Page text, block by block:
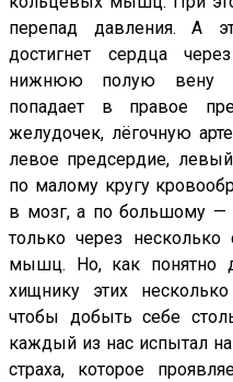
перепад давления. А
достигнет сердца
нижнюю полую вену
попадает в правое
желудочек, лёгочную
левое предсердие,
по малому кругу
в мозг, а по большому —
только через несколько
мышц. Но, как понятно
хищнику этих
чтобы добыть себе
каждый из нас испытал
страха, которое